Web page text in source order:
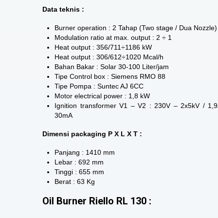
Data teknis :
Burner operation : 2 Tahap (Two stage / Dua Nozzle)
Modulation ratio at max. output : 2 ÷ 1
Heat output : 356/711÷1186 kW
Heat output : 306/612÷1020 Mcal/h
Bahan Bakar : Solar 30-100 Liter/jam
Tipe Control box : Siemens RMO 88
Tipe Pompa : Suntec AJ 6CC
Motor electrical power : 1,8 kW
Ignition transformer V1 – V2 : 230V – 2x5kV /
30mA
Dimensi packaging P X L X T :
Panjang : 1410 mm
Lebar : 692 mm
Tinggi : 655 mm
Berat : 63 Kg
Oil Burner Riello RL 130 :